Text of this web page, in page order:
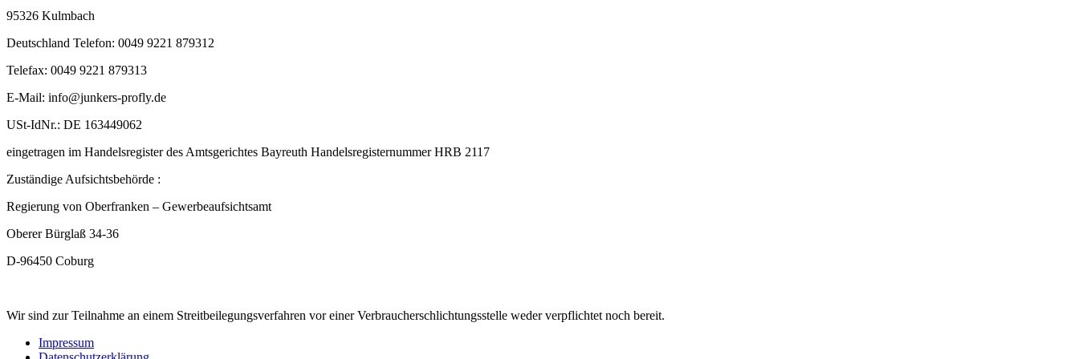
95326 Kulmbach
Deutschland Telefon: 0049 9221 879312
Telefax: 0049 9221 879313
E-Mail: info@junkers-profly.de
USt-IdNr.: DE 163449062
eingetragen im Handelsregister des Amtsgerichtes Bayreuth Handelsregisternummer HRB 2117
Zuständige Aufsichtsbehörde :
Regierung von Oberfranken – Gewerbeaufsichtsamt
Oberer Bürglaß 34-36
D-96450 Coburg
Wir sind zur Teilnahme an einem Streitbeilegungsverfahren vor einer Verbraucherschlichtungsstelle weder verpflichtet noch bereit.
Impressum